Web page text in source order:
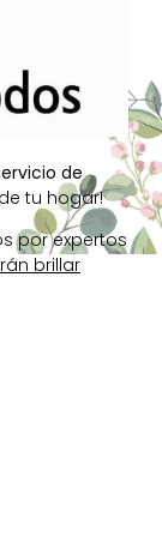
de
tu hogar!
por expertos
brillar